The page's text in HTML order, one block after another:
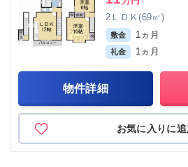
2ＬＤＫ(69㎡)
敷金 1ヵ月
礼金 1ヵ月
物件詳細
お気に入りに追